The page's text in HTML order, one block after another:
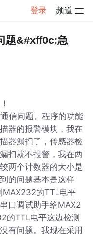
登录 频道
题&#xff0c;急
信问题。程序的功能
器的报警模块，我在
器漏扫了，传感器检
扫就不报警，我在两
两个计数器的大小是
的问题基本是这样
MAX232的TTL电平
口调试助手给MAX2
的TTL电平这边检测
有问题。我现在采用